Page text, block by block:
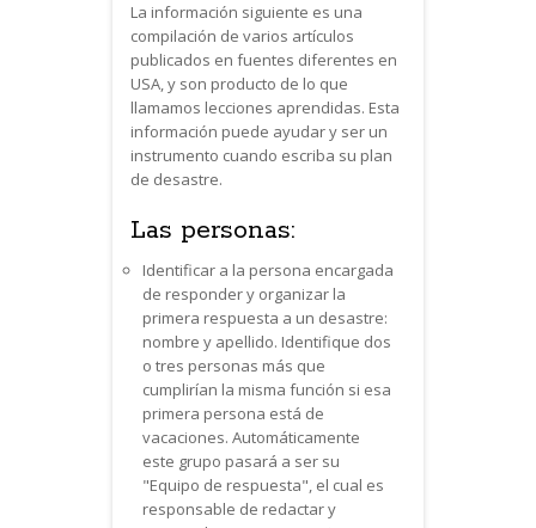
La información siguiente es una
compilación de varios artículos
publicados en fuentes diferentes en
USA, y son producto de lo que
llamamos lecciones aprendidas. Esta
información puede ayudar y ser un
instrumento cuando escriba su plan
de desastre.
Las personas:
Identificar a la persona encargada
de responder y organizar la
primera respuesta a un desastre:
nombre y apellido. Identifique dos
o tres personas más que
cumplirían la misma función si esa
primera persona está de
vacaciones. Automáticamente
este grupo pasará a ser su
"Equipo de respuesta", el cual es
responsable de redactar y